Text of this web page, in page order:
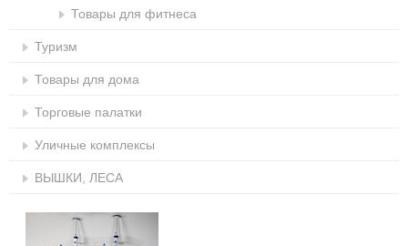
Товары для фитнеса
Туризм
Товары для дома
Торговые палатки
Уличные комплексы
ВЫШКИ, ЛЕСА